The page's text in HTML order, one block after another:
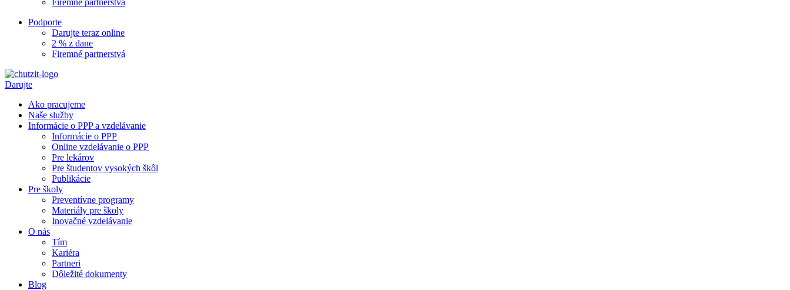
Firemné partnerstvá
Podporte
Darujte teraz online
2 % z dane
Firemné partnerstvá
Darujte
Ako pracujeme
Naše služby
Informácie o PPP a vzdelávanie
Informácie o PPP
Online vzdelávanie o PPP
Pre lekárov
Pre študentov vysokých škôl
Publikácie
Pre školy
Preventívne programy
Materiály pre školy
Inovačné vzdelávanie
O nás
Tím
Kariéra
Partneri
Dôležité dokumenty
Blog